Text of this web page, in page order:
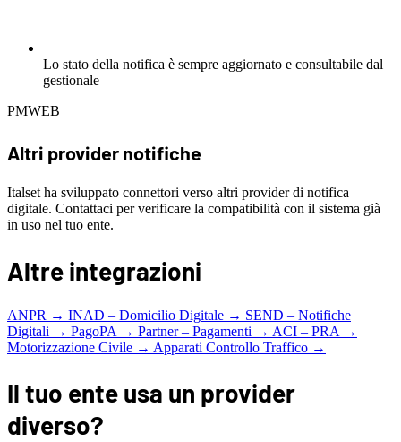
Lo stato della notifica è sempre aggiornato e consultabile dal
gestionale
PMWEB
Altri provider notifiche
Italset ha sviluppato connettori verso altri provider di notifica
digitale. Contattaci per verificare la compatibilità con il sistema già
in uso nel tuo ente.
Altre integrazioni
ANPR → INAD – Domicilio Digitale → SEND – Notifiche
Digitali → PagoPA → Partner – Pagamenti → ACI – PRA →
Motorizzazione Civile → Apparati Controllo Traffico →
Il tuo ente usa un provider
diverso?